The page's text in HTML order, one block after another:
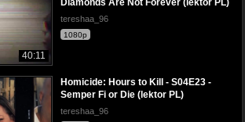
40:11
Diamonds Are Not Forever (lektor PL)
tereshaa_96
1080p
Homicide: Hours to Kill - S04E23 -
Semper Fi or Die (lektor PL)
tereshaa_96